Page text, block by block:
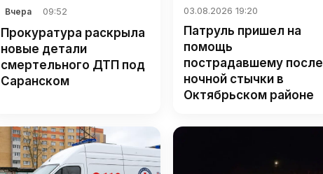
Вчера 09:52
Прокуратура раскрыла
новые детали
смертельного ДТП под
Саранском
03.08.2026 19:20
Патруль пришел на
помощь
пострадавшему после
ночной стычки в
Октябрьском районе